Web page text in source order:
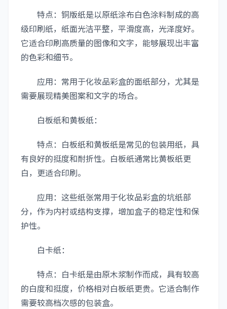
特点：铜版纸是以原纸涂布白色涂料制成的高
级印刷纸，纸面光洁平整，平滑度高，光泽度好。
它适合印刷高质量的图像和文字，能够展现出丰富
的色彩和细节。
应用：常用于化妆品彩盒的面纸部分，尤其是
需要展现精美图案和文字的场合。
白板纸和黄板纸：
特点：白板纸和黄板纸是常见的包装用纸，具
有良好的挺度和耐折性。白板纸通常比黄板纸更
白，更适合印刷。
应用：这些纸张常用于化妆品彩盒的坑纸部
分，作为内衬或结构支撑，增加盒子的稳定性和保
护性。
白卡纸：
特点：白卡纸是由原木浆制作而成，具有较高
的白度和挺度，价格相对白板纸更贵。它适合制作
需要较高档次感的包装盒。